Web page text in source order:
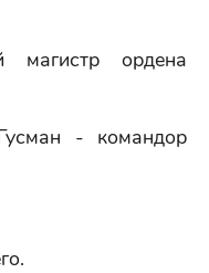
ордена
- командор